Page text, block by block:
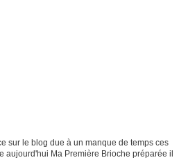
sur le blog due à un manque de temps ces
aujourd'hui Ma Première Brioche préparée il